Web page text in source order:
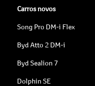
Carros novos
Song Pro DM-i Flex
Byd Atto 2 DM-i
Byd Sealion 7
Dolphin SE